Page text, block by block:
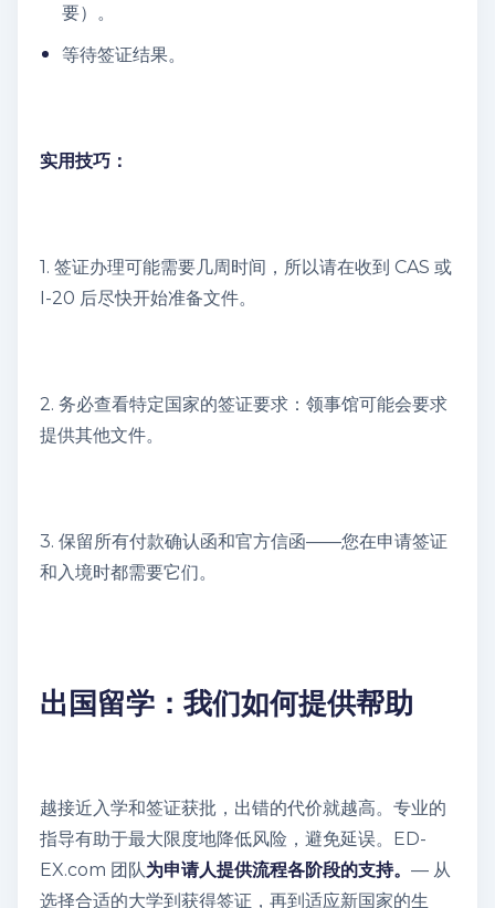
要）。
等待签证结果。
实用技巧：
1. 签证办理可能需要几周时间，所以请在收到 CAS 或
I-20 后尽快开始准备文件。
2. 务必查看特定国家的签证要求：领事馆可能会要求
提供其他文件。
3. 保留所有付款确认函和官方信函——您在申请签证
和入境时都需要它们。
出国留学：我们如何提供帮助
越接近入学和签证获批，出错的代价就越高。专业的
指导有助于最大限度地降低风险，避免延误。ED-
EX.com 团队为申请人提供流程各阶段的支持。 — 从
选择合适的大学到获得签证，再到适应新国家的生